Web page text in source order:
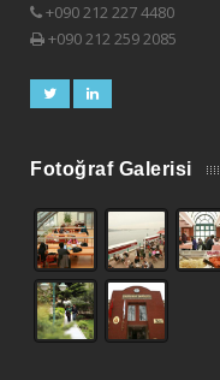
+090 212 227 4480
+090 212 259 2085
Fotoğraf Galerisi